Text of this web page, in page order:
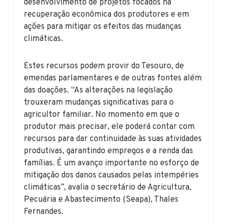
desenvolvimento de projetos focados na
recuperação econômica dos produtores e em
ações para mitigar os efeitos das mudanças
climáticas.
Estes recursos podem provir do Tesouro, de
emendas parlamentares e de outras fontes além
das doações. “As alterações na legislação
trouxeram mudanças significativas para o
agricultor familiar. No momento em que o
produtor mais precisar, ele poderá contar com
recursos para dar continuidade às suas atividades
produtivas, garantindo empregos e a renda das
famílias. É um avanço importante no esforço de
mitigação dos danos causados pelas intempéries
climáticas”, avalia o secretário de Agricultura,
Pecuária e Abastecimento (Seapa), Thales
Fernandes.